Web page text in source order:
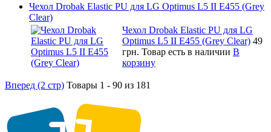
Чехол Drobak Elastic PU для LG Optimus L5 II E455 (Grey
Clear)
Чехол Drobak Elastic PU для LG
Optimus L5 II E455 (Grey Clear) 49
грн. Товар есть в наличии В
корзину
Вперед (2 стр) Товары 1 - 90 из 181